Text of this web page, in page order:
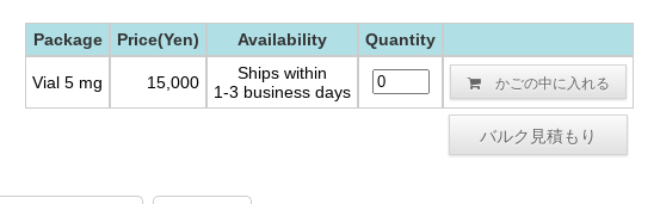
Package Price(Yen) Availability Quantity
Vial 5 mg 15,000
Ships within
1-3 business days
かごの中に入れる
バルク見積もり